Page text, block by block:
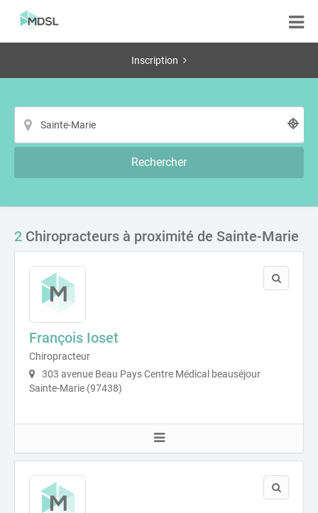
Inscription
Rechercher
2 Chiropracteurs à proximité de Sainte-Marie
François Ioset
Chiropracteur
303 avenue Beau Pays Centre Médical beauséjour
Sainte-Marie (97438)